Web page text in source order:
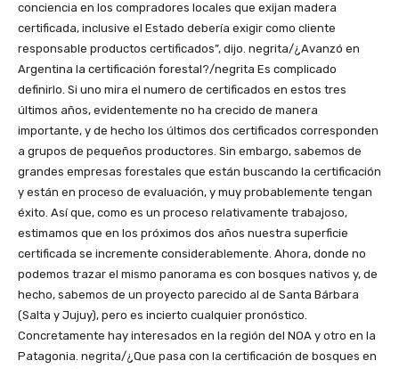
conciencia en los compradores locales que exijan madera
certificada, inclusive el Estado debería exigir como cliente
responsable productos certificados”, dijo. negrita/¿Avanzó en
Argentina la certificación forestal?/negrita Es complicado
definirlo. Si uno mira el numero de certificados en estos tres
últimos años, evidentemente no ha crecido de manera
importante, y de hecho los últimos dos certificados corresponden
a grupos de pequeños productores. Sin embargo, sabemos de
grandes empresas forestales que están buscando la certificación
y están en proceso de evaluación, y muy probablemente tengan
éxito. Así que, como es un proceso relativamente trabajoso,
estimamos que en los próximos dos años nuestra superficie
certificada se incremente considerablemente. Ahora, donde no
podemos trazar el mismo panorama es con bosques nativos y, de
hecho, sabemos de un proyecto parecido al de Santa Bárbara
(Salta y Jujuy), pero es incierto cualquier pronóstico.
Concretamente hay interesados en la región del NOA y otro en la
Patagonia. negrita/¿Que pasa con la certificación de bosques en